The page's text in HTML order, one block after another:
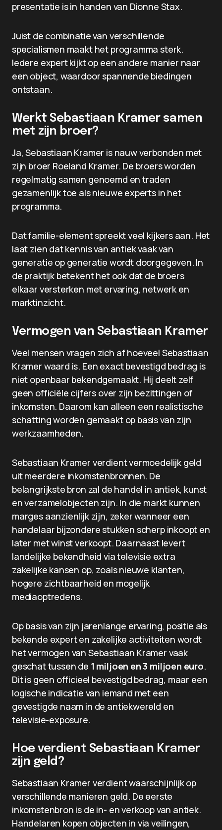
presentatie is in handen van Dionne Stax.
Juist de combinatie van verschillende
specialismen maakt het programma sterk.
Iedere expert kijkt op een andere manier naar
een object, waardoor spannende biedingen
ontstaan.
Werkt Sebastiaan Kramer samen
met zijn broer?
Ja, Sebastiaan Kramer is nauw verbonden met
zijn broer Roeland Kramer. De broers worden
regelmatig samen genoemd en traden
gezamenlijk toe als nieuwe experts in het
programma.
Dat familie-element spreekt veel kijkers aan. Het
laat zien dat kennis van antiek vaak van
generatie op generatie wordt doorgegeven. In
de praktijk betekent het ook dat de broers
elkaar versterken met ervaring, netwerk en
marktinzicht.
Vermogen van Sebastiaan Kramer
Veel mensen vragen zich af hoeveel Sebastiaan
Kramer waard is. Een exact bevestigd bedrag is
niet openbaar bekendgemaakt. Hij deelt zelf
geen officiële cijfers over zijn bezittingen of
inkomsten. Daarom kan alleen een realistische
schatting worden gemaakt op basis van zijn
werkzaamheden.
Sebastiaan Kramer verdient vermoedelijk geld
uit meerdere inkomstenbronnen. De
belangrijkste bron zal de handel in antiek, kunst
en verzamelobjecten zijn. In die markt kunnen
marges aanzienlijk zijn, zeker wanneer een
handelaar bijzondere stukken scherp inkoopt en
later met winst verkoopt. Daarnaast levert
landelijke bekendheid via televisie extra
zakelijke kansen op, zoals nieuwe klanten,
hogere zichtbaarheid en mogelijk
mediaoptredens.
Op basis van zijn jarenlange ervaring, positie als
bekende expert en zakelijke activiteiten wordt
het vermogen van Sebastiaan Kramer vaak
geschat tussen de 1 miljoen en 3 miljoen euro.
Dit is geen officieel bevestigd bedrag, maar een
logische indicatie van iemand met een
gevestigde naam in de antiekwereld en
televisie-exposure.
Hoe verdient Sebastiaan Kramer
zijn geld?
Sebastiaan Kramer verdient waarschijnlijk op
verschillende manieren geld. De eerste
inkomstenbron is de in- en verkoop van antiek.
Handelaren kopen objecten in via veilingen,